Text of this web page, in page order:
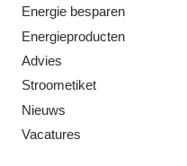
Energie besparen
Energieproducten
Advies
Stroometiket
Nieuws
Vacatures